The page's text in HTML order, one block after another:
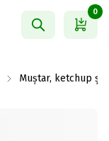
0
Muștar, ketchup și